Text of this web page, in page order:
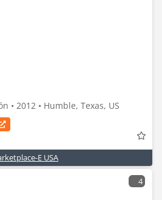
• 2012 • Humble, Texas, US
E USA
4